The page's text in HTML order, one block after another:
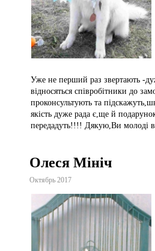
Уже не перший раз звертають -
відносяться співробітники до
проконсультують та
якість дуже рада є,ще й
передадуть!!!! Дякую,Ви молоді
Олеся Мініч
Октябрь 2017